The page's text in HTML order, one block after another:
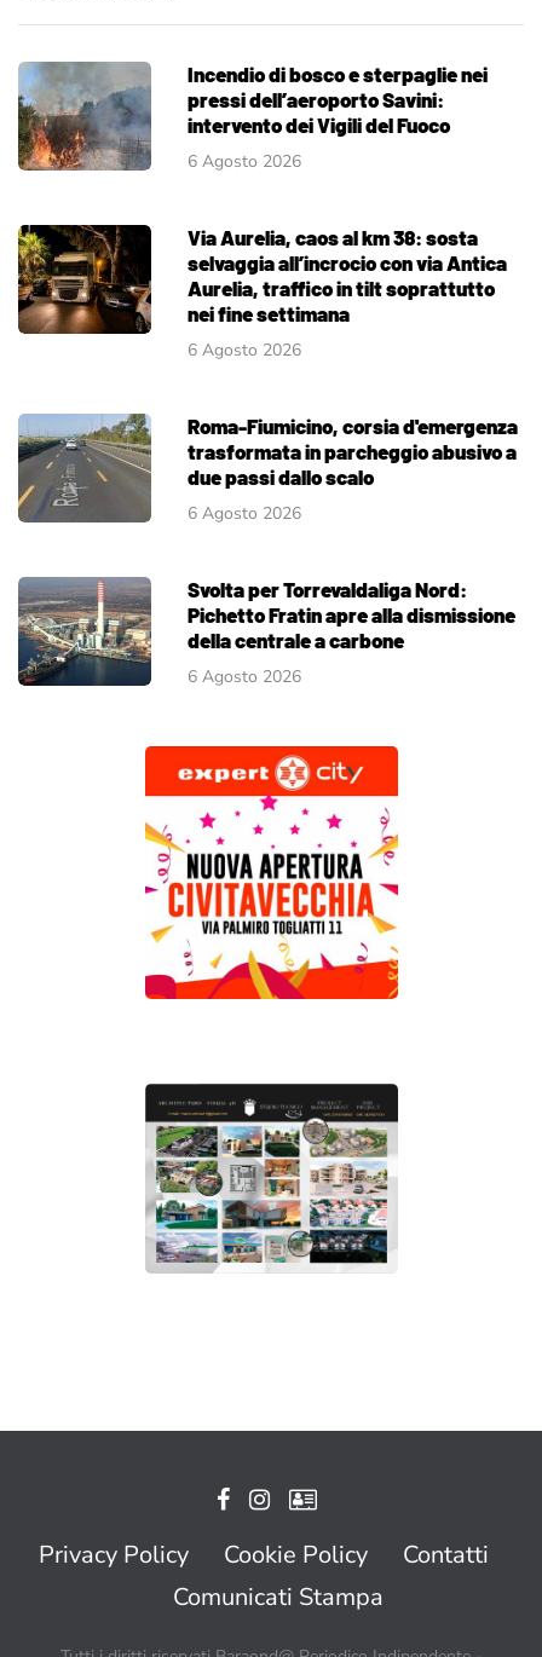
Incendio di bosco e sterpaglie nei
pressi dell’aeroporto Savini:
intervento dei Vigili del Fuoco
6 Agosto 2026
Via Aurelia, caos al km 38: sosta
selvaggia all’incrocio con via Antica
Aurelia, traffico in tilt soprattutto
nei fine settimana
6 Agosto 2026
Roma-Fiumicino, corsia d'emergenza
trasformata in parcheggio abusivo a
due passi dallo scalo
6 Agosto 2026
Svolta per Torrevaldaliga Nord:
Pichetto Fratin apre alla dismissione
della centrale a carbone
6 Agosto 2026
Privacy Policy Cookie Policy
Contatti
Comunicati Stampa